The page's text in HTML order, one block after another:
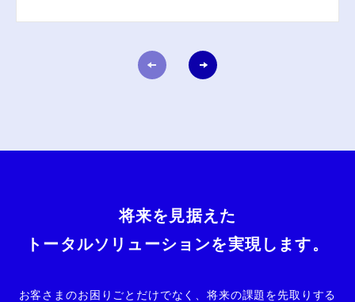
将来を見据えた
トータルソリューションを実現します。
お客さまのお困りごとだけでなく、将来の課題を先取りする